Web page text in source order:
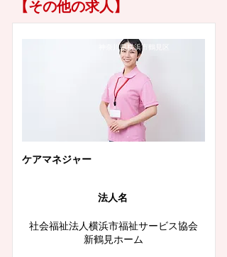
【その他の求人】
神奈川県横浜市鶴見区
ケアマネジャー
法人名
社会福祉法人横浜市福祉サービス協会
新鶴見ホーム